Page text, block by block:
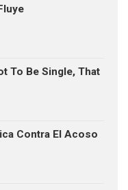
To Be Single, That
Contra El Acoso